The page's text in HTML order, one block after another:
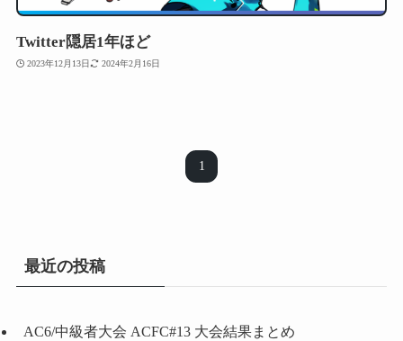
Twitter隠居1年ほど
2023年12月13日 2024年2月16日
1
最近の投稿
AC6/中級者大会 ACFC#13 大会結果まとめ